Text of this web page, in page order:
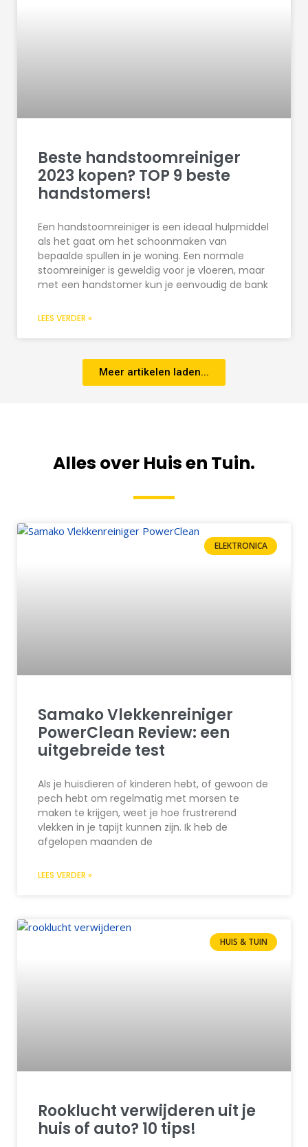
Beste handstoomreiniger
2023 kopen? TOP 9 beste
handstomers!
Een handstoomreiniger is een ideaal hulpmiddel
als het gaat om het schoonmaken van
bepaalde spullen in je woning. Een normale
stoomreiniger is geweldig voor je vloeren, maar
met een handstomer kun je eenvoudig de bank
LEES VERDER »
Meer artikelen laden...
Alles over Huis en Tuin.
ELEKTRONICA
Samako Vlekkenreiniger
PowerClean Review: een
uitgebreide test
Als je huisdieren of kinderen hebt, of gewoon de
pech hebt om regelmatig met morsen te
maken te krijgen, weet je hoe frustrerend
vlekken in je tapijt kunnen zijn. Ik heb de
afgelopen maanden de
LEES VERDER »
HUIS & TUIN
Rooklucht verwijderen uit je
huis of auto? 10 tips!